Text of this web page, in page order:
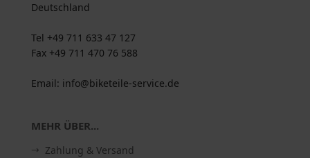
Deutschland
Tel +49 711 633 47 127
Fax +49 711 470 76 588
Email: info@biketeile-service.de
MEHR ÜBER...
Zahlung & Versand